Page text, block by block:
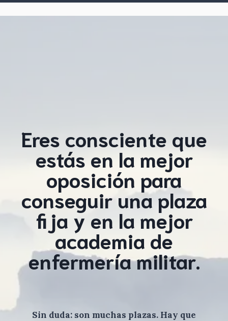
Eres consciente que
estás en la mejor
oposición para
conseguir una plaza
fija y en la mejor
academia de
enfermería militar.
Sin duda: son muchas plazas. Hay que